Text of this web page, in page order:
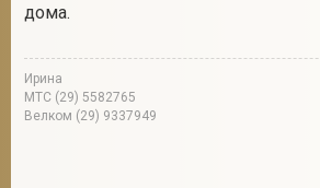
дома.
Ирина
МТС (29) 5582765
Велком (29) 9337949